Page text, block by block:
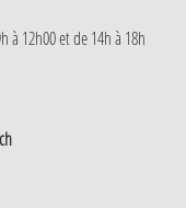
12h00 et de 14h à 18h